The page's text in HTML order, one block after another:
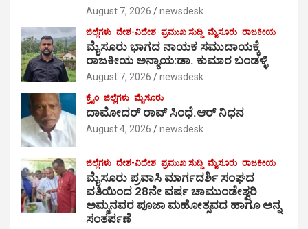
August 7, 2026 newsdesk
ಜಿಲ್ಲೆಗಳು ದೇಶ-ವಿದೇಶ ಪ್ರಮುಖ ಸುದ್ದಿ ಮೈಸೂರು ರಾಜಕೀಯ
ಮೈಸೂರು ಭಾಗದ ನಾಯಕ ಸಮುದಾಯಕ್ಕೆ
ರಾಜಕೀಯ ಅನ್ಯಾಯ:ಡಾ. ಕುಮಾರ ಬಂಡಳ್ಳಿ
August 7, 2026 newsdesk
ಕ್ರೈಂ ಜಿಲ್ಲೆಗಳು ಮೈಸೂರು
ದಾಮೋದರ್ ರಾವ್ ಸಿಂಧೆ.ಆರ್ ನಿಧನ
August 4, 2026 newsdesk
ಜಿಲ್ಲೆಗಳು ದೇಶ-ವಿದೇಶ ಪ್ರಮುಖ ಸುದ್ದಿ ಮೈಸೂರು ರಾಜಕೀಯ
ಮೈಸೂರು ಪ್ರವಾಸಿ ಮಾರ್ಗದರ್ಶಿ ಸಂಘದ
ವತಿಯಿಂದ 28ನೇ ವರ್ಷ ಚಾಮುಂಡೇಶ್ವರಿ
ಅಮ್ಮನವರ ಪೂಜಾ ಮಹೋತ್ಸವದ ಹಾಗೂ ಅನ್ನ
ಸಂತರ್ಪಣೆ